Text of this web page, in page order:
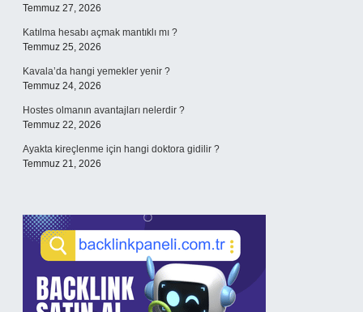
Temmuz 27, 2026
Katılma hesabı açmak mantıklı mı ?
Temmuz 25, 2026
Kavala’da hangi yemekler yenir ?
Temmuz 24, 2026
Hostes olmanın avantajları nelerdir ?
Temmuz 22, 2026
Ayakta kireçlenme için hangi doktora gidilir ?
Temmuz 21, 2026